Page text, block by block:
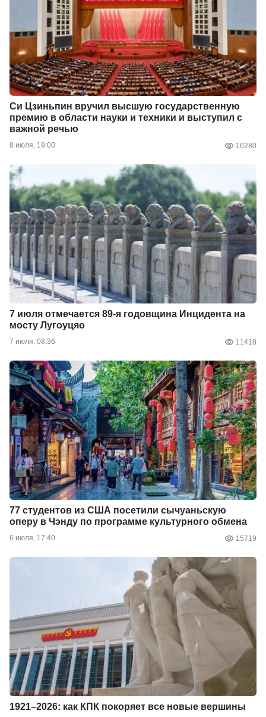
Си Цзиньпин вручил высшую государственную
премию в области науки и техники и выступил с
важной речью
8 июля, 19:00 16280
7 июля отмечается 89-я годовщина Инцидента на
мосту Лугоуцяо
7 июля, 08:36 11418
77 студентов из США посетили сычуаньскую
оперу в Чэнду по программе культурного обмена
6 июля, 17:40 15719
1921–2026: как КПК покоряет все новые вершины